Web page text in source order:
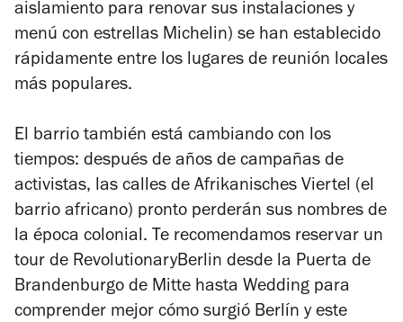
aislamiento para renovar sus instalaciones y
menú con estrellas Michelin) se han establecido
rápidamente entre los lugares de reunión locales
más populares.
El barrio también está cambiando con los
tiempos: después de años de campañas de
activistas, las calles de Afrikanisches Viertel (el
barrio africano) pronto perderán sus nombres de
la época colonial. Te recomendamos reservar un
tour de RevolutionaryBerlin desde la Puerta de
Brandenburgo de Mitte hasta Wedding para
comprender mejor cómo surgió Berlín y este